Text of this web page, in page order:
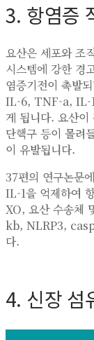
3. 항염증
요산은 세포와 조
시스템에 강한 경
염증기전이 촉발
IL-6, TNF-a, IL-1
게 됩니다. 요산이
단핵구 등이 몰려
이 유발됩니다.
37편의 연구논문
IL-1을 억제하여
XO, 요산 수송체
kb, NLRP3,
다.
4. 신장 섬